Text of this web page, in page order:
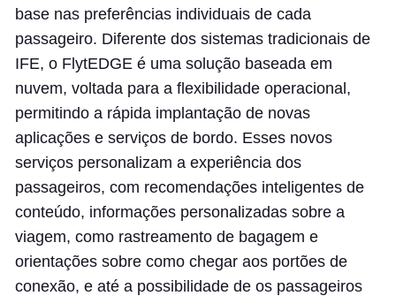
base nas preferências individuais de cada
passageiro. Diferente dos sistemas tradicionais de
IFE, o FlytEDGE é uma solução baseada em
nuvem, voltada para a flexibilidade operacional,
permitindo a rápida implantação de novas
aplicações e serviços de bordo. Esses novos
serviços personalizam a experiência dos
passageiros, com recomendações inteligentes de
conteúdo, informações personalizadas sobre a
viagem, como rastreamento de bagagem e
orientações sobre como chegar aos portões de
conexão, e até a possibilidade de os passageiros